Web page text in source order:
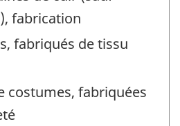
fabrication
fabriqués de tissu
costumes, fabriquées